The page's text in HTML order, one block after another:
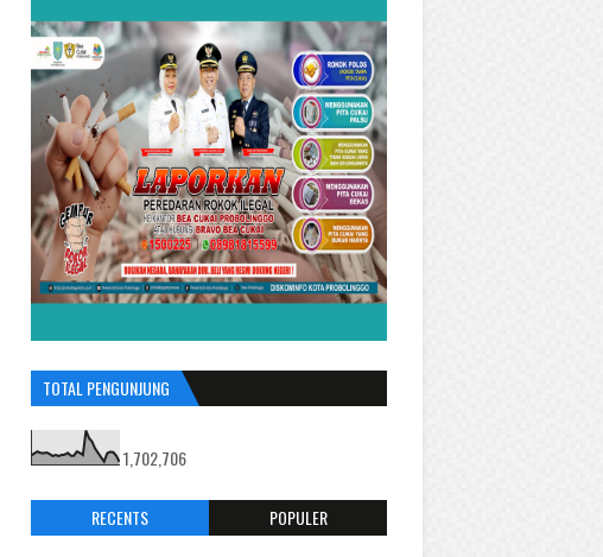
TOTAL PENGUNJUNG
1,702,706
RECENTS POPULER